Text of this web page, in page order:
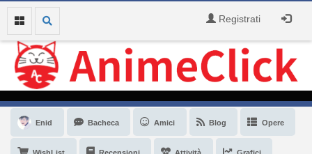
Registrati
Enid Bacheca Amici Blog Opere